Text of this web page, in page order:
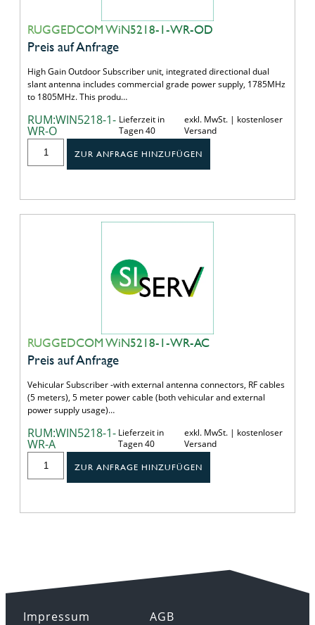
RUGGEDCOM WiN5218-1-WR-OD
Preis auf Anfrage
High Gain Outdoor Subscriber unit, integrated directional dual
slant antenna includes commercial grade power supply, 1785MHz
to 1805MHz. This produ…
RUM:WIN5218-1-
WR-O
Lieferzeit in
Tagen 40
exkl. MwSt. | kostenloser
Versand
ZUR ANFRAGE HINZUFÜGEN
RUGGEDCOM WiN5218-1-WR-AC
Preis auf Anfrage
Vehicular Subscriber -with external antenna connectors, RF cables
(5 meters), 5 meter power cable (both vehicular and external
power supply usage)…
RUM:WIN5218-1-
WR-A
Lieferzeit in
Tagen 40
exkl. MwSt. | kostenloser
Versand
ZUR ANFRAGE HINZUFÜGEN
Impressum
AGB